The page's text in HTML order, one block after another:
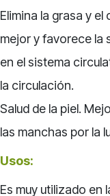
Elimina la grasa y
mejor yfavorece la
en el sistema
la circulación.
Salud de la piel.
las manchas por la
Usos:
Es muy utilizado en